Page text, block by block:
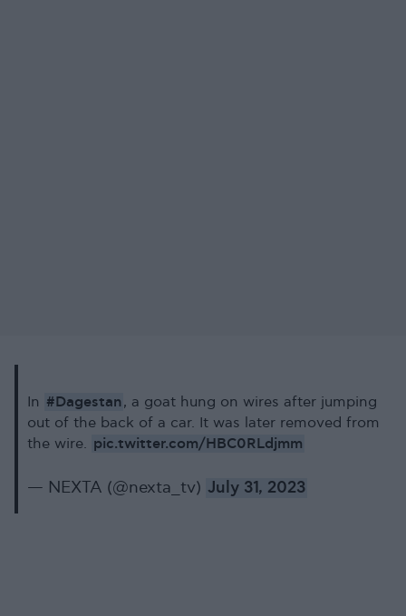
In #Dagestan, a goat hung on wires after jumping
out of the back of a car. It was later removed from
the wire. pic.twitter.com/HBC0RLdjmm
— NEXTA (@nexta_tv) July 31, 2023